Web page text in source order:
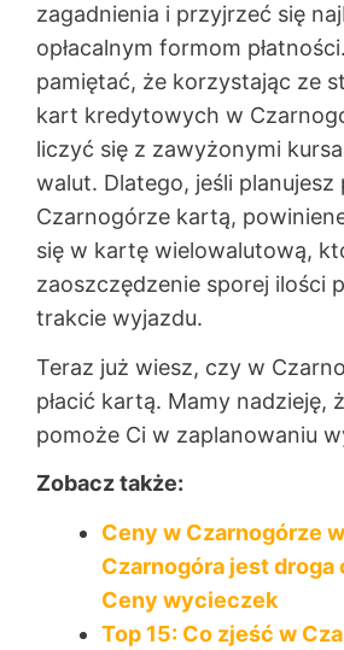
zagadnienia i przyjrzeć się
opłacalnym formom
pamiętać, że korzystając ze
kart kredytowych w
liczyć się z zawyżonymi
walut. Dlatego, jeśli planujesz
Czarnogórze kartą,
się w kartę wielowalutową,
zaoszczędzenie sporej ilości
trakcie wyjazdu.
Teraz już wiesz, czy w
płacić kartą. Mamy nadzieję,
pomoże Ci w zaplanowaniu
Zobacz także:
Ceny w Czarnogórze
Czarnogóra jest droga
Ceny wycieczek
Top 15: Co zjeść w